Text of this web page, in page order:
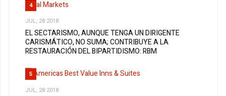
4
JUL, 28 2018
EL SECTARISMO, AUNQUE TENGA UN DIRIGENTE
CARISMÁTICO, NO SUMA; CONTRIBUYE A LA
RESTAURACIÓN DEL BIPARTIDISMO: RBM
5
JUL, 28 2018